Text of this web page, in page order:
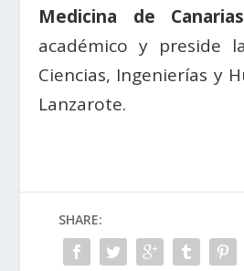
Medicina de Canarias
académico y preside
Ciencias, Ingenierías y
Lanzarote.
SHARE: